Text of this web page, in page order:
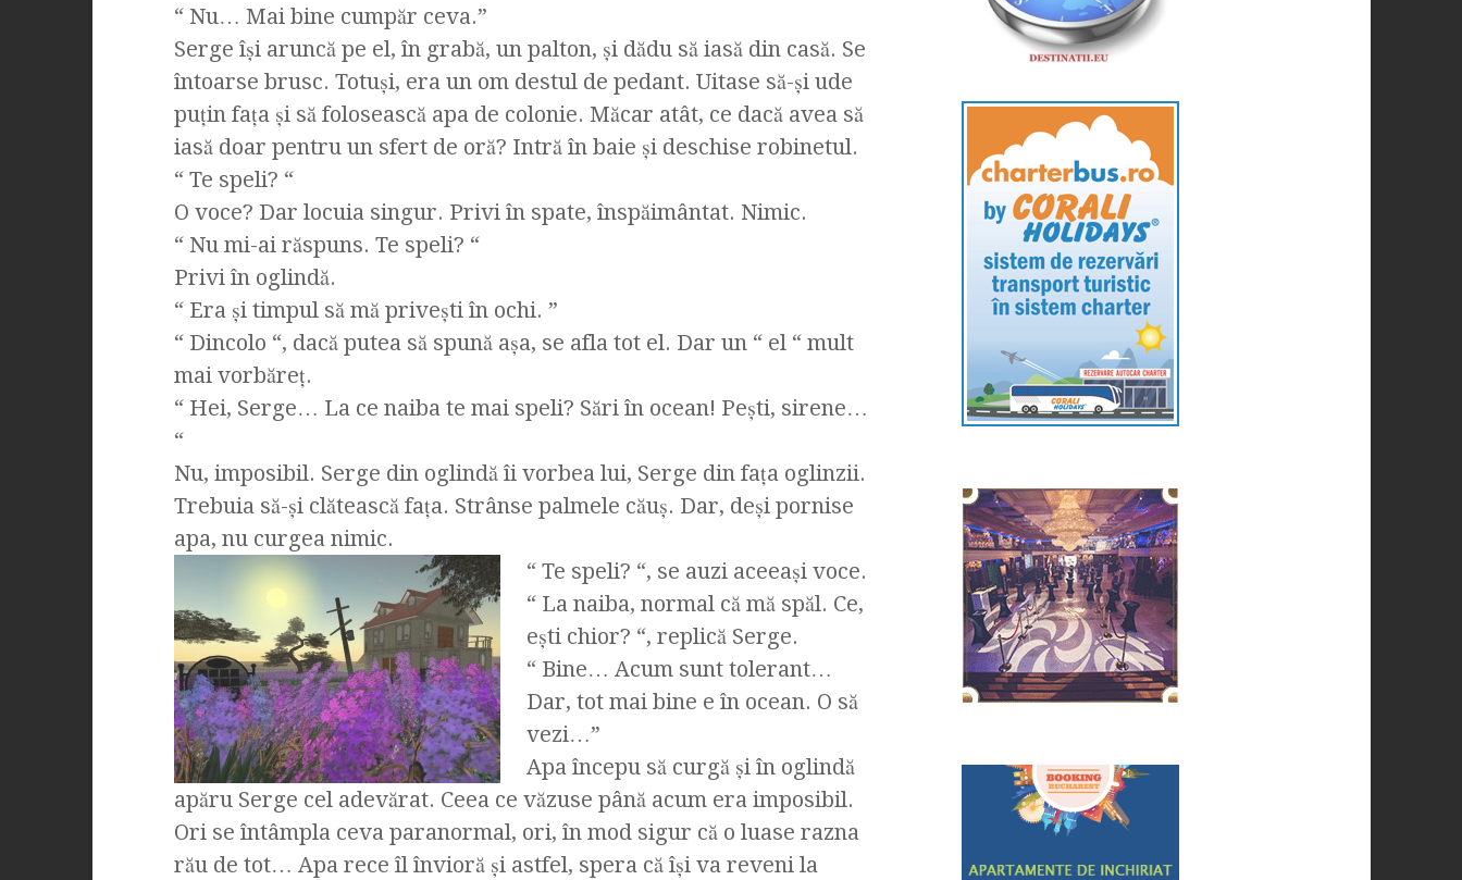
“ Nu… Mai bine cumpăr ceva.”
Serge îşi aruncă pe el, în grabă, un palton, şi dădu să iasă din casă. Se
întoarse brusc. Totuşi, era un om destul de pedant. Uitase să-şi ude
puţin faţa şi să folosească apa de colonie. Măcar atât, ce dacă avea să
iasă doar pentru un sfert de oră? Intră în baie şi deschise robinetul.
“ Te speli? “
O voce? Dar locuia singur. Privi în spate, înspăimântat. Nimic.
“ Nu mi-ai răspuns. Te speli? “
Privi în oglindă.
“ Era şi timpul să mă priveşti în ochi. ”
“ Dincolo “, dacă putea să spună aşa, se afla tot el. Dar un “ el “ mult
mai vorbăreţ.
“ Hei, Serge… La ce naiba te mai speli? Sări în ocean! Peşti, sirene…
“
Nu, imposibil. Serge din oglindă îi vorbea lui, Serge din faţa oglinzii.
Trebuia să-şi clătească faţa. Strânse palmele căuş. Dar, deşi pornise
apa, nu curgea nimic.
“ Te speli? “, se auzi aceeaşi voce.
“ La naiba, normal că mă spăl. Ce,
eşti chior? “, replică Serge.
“ Bine… Acum sunt tolerant…
Dar, tot mai bine e în ocean. O să
vezi…”
Apa începu să curgă şi în oglindă
apăru Serge cel adevărat. Ceea ce văzuse până acum era imposibil.
Ori se întâmpla ceva paranormal, ori, în mod sigur că o luase razna
rău de tot… Apa rece îl învioră şi astfel, spera că îşi va reveni la